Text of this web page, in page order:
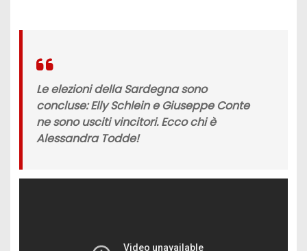
Le elezioni della Sardegna sono
concluse: Elly Schlein e Giuseppe Conte
ne sono usciti vincitori. Ecco chi è
Alessandra Todde!